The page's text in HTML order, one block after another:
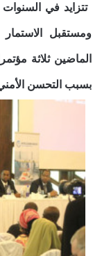
تتزايدفي السنوات
ومستقبل
الماضين ثلاثة
بسبب التحسن